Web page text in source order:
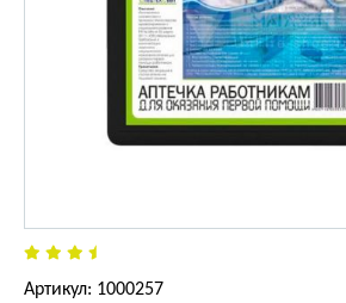
Артикул: 1000257